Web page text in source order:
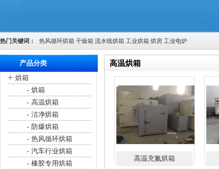
热门关键词： 热风循环烘箱 干燥箱 流水线烘箱 工业烘箱 烘房 工业电炉
产品分类
+ 烘箱
- 烘箱
- 高温烘箱
- 洁净烘箱
- 防爆烘箱
- 热风循环烘箱
- 汽车行业烘箱
- 橡胶专用烘箱
高温烘箱
您的位置：首页>产品中心
高温充氮烘箱